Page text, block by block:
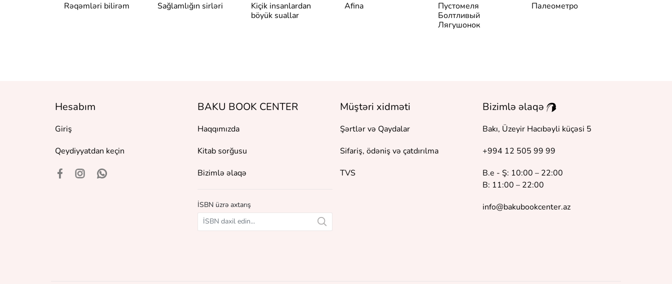
Rəqəmləri bilirəm Sağlamlığın sirləri
Kiçik insanlardan
böyük suallar
Afina
Пустомеля
Болтливый
Лягушонок
Палеометро
Hesabım
Giriş
Qeydiyyatdan keçin
BAKU BOOK CENTER
Haqqımızda
Kitab sorğusu
Bizimlə əlaqə
İSBN üzrə axtarış
Müştəri xidməti
Şərtlər və Qaydalar
Sifariş, ödəniş və çatdırılma
TVS
Bizimlə əlaqə
Bakı, Üzeyir Hacıbəyli küçəsi 5
+994 12 505 99 99
B.e - Ş: 10:00 – 22:00
B: 11:00 – 22:00
info@bakubookcenter.az